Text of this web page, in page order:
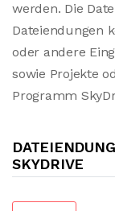
werden. Die
Dateiendungen
oder andere
sowie Projekte
Programm
SKYDRIVE